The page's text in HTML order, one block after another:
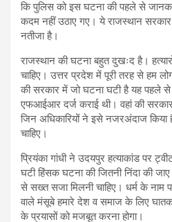
क‍ि पुल‍िस को इस घटना की पहले से
कदम नहीं उठाए गए। ये राजस्‍थान
नतीजा है।
राजस्थान की घटना बहुत दुखःद है।
चाहिए। उत्तर प्रदेश में पूरी तरह से हम
की सरकार में जो घटना घटी है यह पहले
एफआईआर दर्ज कराई थी। वहां की सरकार
जिन अधिकारियों ने इसे नजरअंदाज किया
चाहिए।
प्रि‍यंका गांधी ने उदयपुर हत्‍याकांड पर
घटी हिंसक घटना की जितनी निंदा की
से सख्त सजा मिलनी चाहिए। धर्म के नाम
वाले मंसूबे हमारे देश व समाज के लिए
के प्रयासों को मजबूत करना होगा।